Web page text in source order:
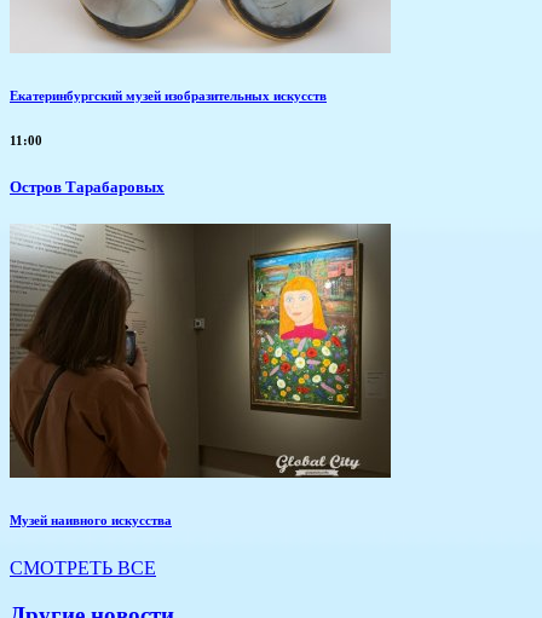
Екатеринбургский музей изобразительных искусств
11:00
Остров Тарабаровых
Музей наивного искусства
СМОТРЕТЬ ВСЕ